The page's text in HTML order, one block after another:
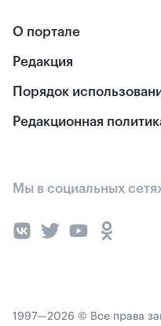
О портале
Редакция
Порядок
Редакционная
Мы в социальных
1997—2026 © Все права